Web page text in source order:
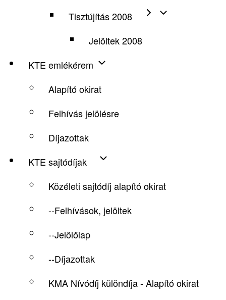
Tisztújítás 2008
Jelöltek 2008
KTE emlékérem
Alapító okirat
Felhívás jelölésre
Díjazottak
KTE sajtódíjak
Közéleti sajtódíj alapító okirat
--Felhívások, jelöltek
--Jelölőlap
--Díjazottak
KMA Nívódíj különdíja - Alapító okirat